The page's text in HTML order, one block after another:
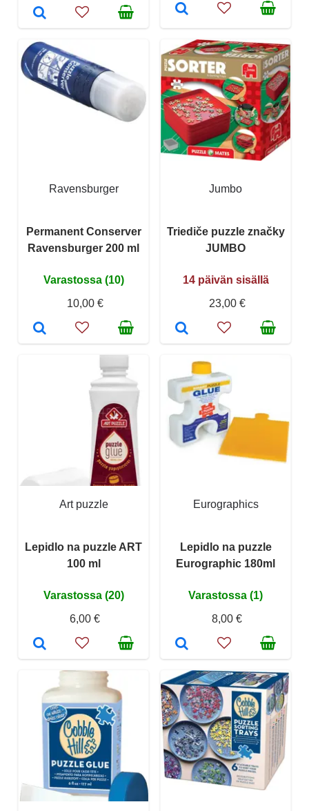
Ravensburger
Permanent Conserver
Ravensburger 200 ml
Varastossa (10)
10,00 €
Jumbo
Triediče puzzle značky
JUMBO
14 päivän sisällä
23,00 €
Art puzzle
Lepidlo na puzzle ART
100 ml
Varastossa (20)
6,00 €
Eurographics
Lepidlo na puzzle
Eurographic 180ml
Varastossa (1)
8,00 €